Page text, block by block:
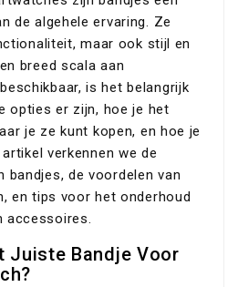
de algehele ervaring. Ze
maar ook stijl en
breed scala aan
is het belangrijk
opties er zijn, hoe je het
je ze kunt kopen, en hoe je
verkennen we de
bandjes, de voordelen van
en tips voor het onderhoud
accessoires.
Juiste Bandje Voor